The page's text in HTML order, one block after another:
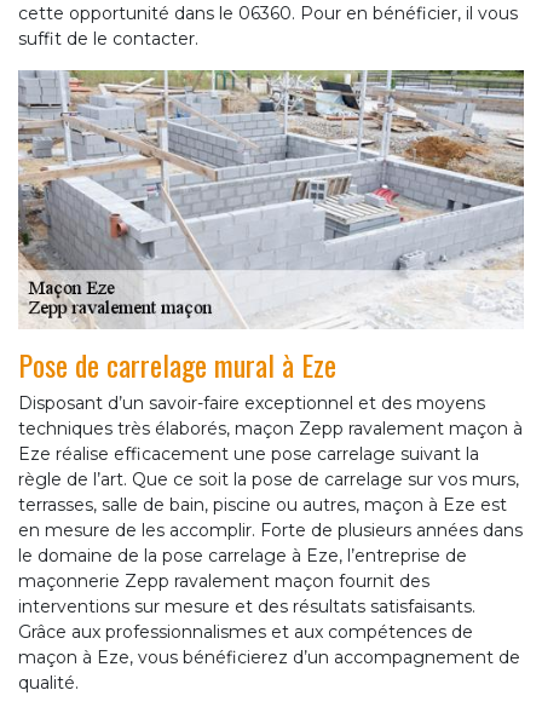
cette opportunité dans le 06360. Pour en bénéficier, il vous
suffit de le contacter.
Pose de carrelage mural à Eze
Disposant d’un savoir-faire exceptionnel et des moyens
techniques très élaborés, maçon Zepp ravalement maçon à
Eze réalise efficacement une pose carrelage suivant la
règle de l’art. Que ce soit la pose de carrelage sur vos murs,
terrasses, salle de bain, piscine ou autres, maçon à Eze est
en mesure de les accomplir. Forte de plusieurs années dans
le domaine de la pose carrelage à Eze, l’entreprise de
maçonnerie Zepp ravalement maçon fournit des
interventions sur mesure et des résultats satisfaisants.
Grâce aux professionnalismes et aux compétences de
maçon à Eze, vous bénéficierez d’un accompagnement de
qualité.